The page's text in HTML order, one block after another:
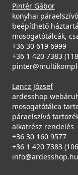
Pintér Gábor
konyhai
beépíthető
mosogatótálcák,
+36 30 619 6999
+36 1 420 7383
Lancz József
ardesshop
mosogatótálca
páraelszívó
alkatrész rendelés
+36 30 160 9577
+36 1 420 7383
info@ardesshop.hu